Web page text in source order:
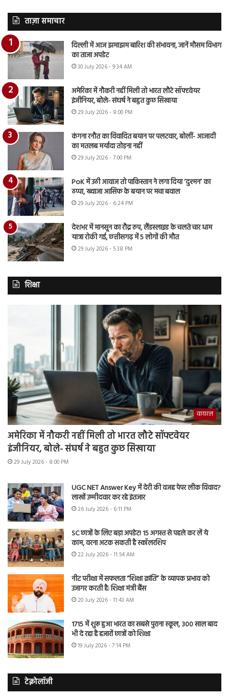
ताज़ा समाचार
दिल्ली में आज झमाझम बारिश की संभावना, जानें मौसम विभाग
का ताजा अपडेट
30 July 2026 - 9:34 AM
अमेरिका में नौकरी नहीं मिली तो भारत लौटे सॉफ्टवेयर
इंजीनियर, बोले- संघर्ष ने बहुत कुछ सिखाया
29 July 2026 - 8:00 PM
कंगना रनौत का विवादित बयान पर पलटवार, बोलीं- आजादी
का मतलब मर्यादा तोड़ना नहीं
29 July 2026 - 7:00 PM
PoK में उठी आवाज तो पाकिस्तान ने लगा दिया ‘दुश्मन’ का
ठप्पा, ख्वाजा आसिफ के बयान पर मचा बवाल
29 July 2026 - 6:24 PM
देशभर में मानसून का रौद्र रुप, लैंडस्लाइड के चलते चार धाम
यात्रा रोकी गई, छत्तीसगढ़ में 5 लोगों की मौत
29 July 2026 - 5:38 PM
शिक्षा
वायरल
अमेरिका में नौकरी नहीं मिली तो भारत लौटे सॉफ्टवेयर
इंजीनियर, बोले- संघर्ष ने बहुत कुछ सिखाया
29 July 2026 - 8:00 PM
UGC NET Answer Key में देरी की वजह पेपर लीक विवाद?
लाखों उम्मीदवार कर रहे इंतजार
26 July 2026 - 6:11 PM
SC छात्रों के लिए बड़ा अपडेट! 15 अगस्त से पहले कर लें ये
काम, वरना अटक सकती है स्कॉलरशिप
22 July 2026 - 11:54 AM
नीट परीक्षा में सफलता “शिक्षा क्रांति” के व्यापक प्रभाव को
उजागर करती है: शिक्षा मंत्री बैंस
20 July 2026 - 11:43 AM
1715 में शुरू हुआ भारत का सबसे पुराना स्कूल, 300 साल बाद
भी दे रहा है हजारों छात्रों को शिक्षा
19 July 2026 - 7:14 PM
टेक्नोलॉजी